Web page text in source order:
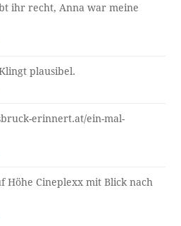
ihr recht, Anna war meine
plausibel.
erinnert.at/ein-mal-
Höhe Cineplexx mit Blick nach